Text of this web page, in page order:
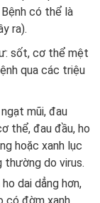
có thể là
ra).
sốt, cơ thể mệt
qua các triệu
mũi, đau
thể, đau đầu, ho
hoặc xanh lục
thường do virus.
dai dẳng hơn,